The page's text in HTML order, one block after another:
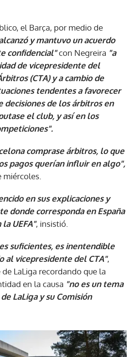
el Barça, por medio de
y mantuvo un acuerdo
confidencial"con Negreira "a
de vicepresidente del
(CTA) y a cambio de
tendentes a favorecer
decisiones de los árbitros en
el club, y así en los
comprase árbitros, lo que
pagos querían influir en algo",
miércoles.
en sus explicaciones y
donde corresponda en España
UEFA", insistió.
suficientes, es inentendible
al vicepresidente del CTA",
LaLiga recordando que la
en la causa "no es un tema
LaLiga y su Comisión